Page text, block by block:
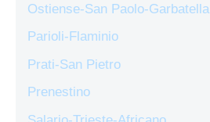
Ostiense-San Paolo-Garbatella
Parioli-Flaminio
Prati-San Pietro
Prenestino